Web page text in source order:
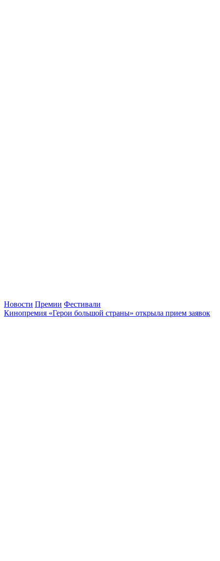
Новости Премии Фестивали
Кинопремия «Герои большой страны» открыла прием заявок